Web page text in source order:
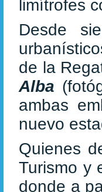
limítrofes
Desde
de la
Alba
ambas
nuevo
Quienes
Turismo y
donde a